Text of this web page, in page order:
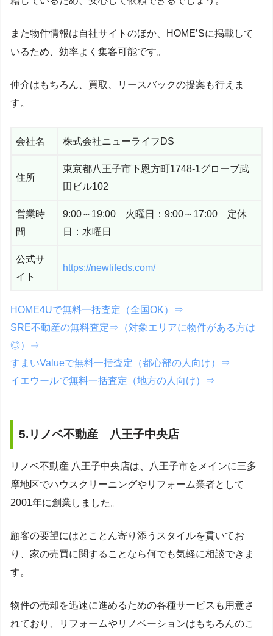
また物件情報は自社サイトのほか、HOME’Sに掲載して
いるため、効率よく集客可能です。
仲介はもちろん、買取、リースバックの提案も行えま
す。
会社名 株式会社ニューライフDS
住所
東京都八王子市下恩方町1748-1グローブ武
田ビル102
営業時
間
9:00～19:00 火曜日：9:00～17:00 定休
日：水曜日
公式サ
イト
https://newlifeds.com/
HOME4Uで無料一括査定（全国OK）⇒
SRE不動産の無料査定⇒（対象エリアに物件がある方は
◎）⇒
すまいValueで無料一括査定（都心部の人向け）⇒
イエウールで無料一括査定（地方の人向け）⇒
5.リノベ不動産 八王子中央店
リノベ不動産 八王子中央店は、八王子市をメインに三多
摩地区でハウスクリーニングやリフォーム業者として
2001年に創業しました。
顧客の要望にはとことん寄り添うスタイルを貫いてお
り、家の売買に関することなら何でも気軽に相談できま
す。
物件の売却を迅速に進めるための各種サービスも用意さ
れており、リフォームやリノベーションはもちろんのこ